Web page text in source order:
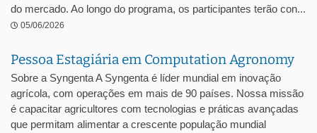
do mercado. Ao longo do programa, os participantes terão con...
05/06/2026
Pessoa Estagiária em Computation Agronomy
Sobre a Syngenta A Syngenta é líder mundial em inovação
agrícola, com operações em mais de 90 países. Nossa missão
é capacitar agricultores com tecnologias e práticas avançadas
que permitam alimentar a crescente população mundial